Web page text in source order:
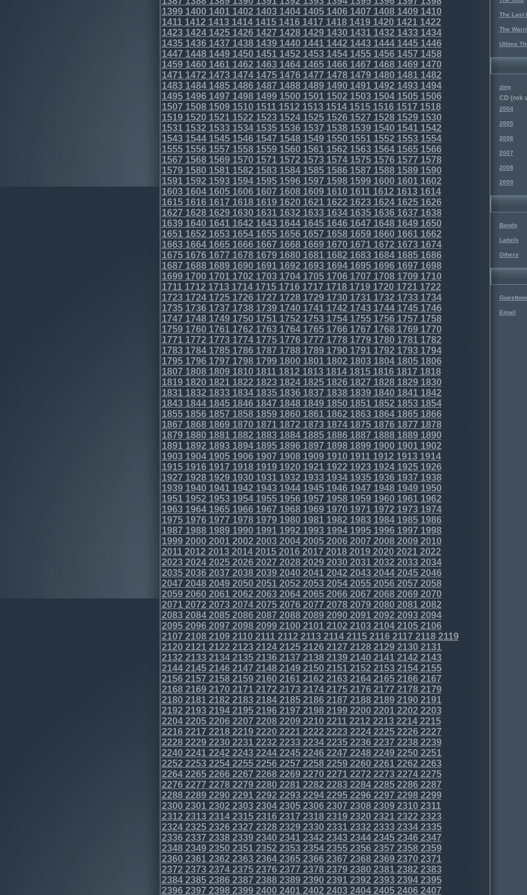
1399140014011402 14031404140514061407 140814091410
14111412 14131414141514161417 14181419142014211422
14231424142514261427 14281429143014311432 14331434
143514361437 14381439144014411442 1443144414451446
1447 14481449145014511452 14531454145514561457 1458
1459146014611462 14631464146514661467 146814691470
14711472 14731474147514761477 14781479148014811482
14831484148514861487 14881489149014911492 14931494
149514961497 14981499150015011502 1503150415051506
1507 15081509151015111512 15131514151515161517 1518
1519152015211522 15231524152515261527 152815291530
15311532 15331534153515361537 15381539154015411542
15431544154515461547 15481549155015511552 15531554
155515561557 15581559156015611562 1563156415651566
1567 15681569157015711572 15731574157515761577 1578
1579158015811582 15831584158515861587 158815891590
15911592 15931594159515961597 15981599160016011602
16031604160516061607 16081609161016111612 16131614
161516161617 16181619162016211622 1623162416251626
1627 16281629163016311632 16331634163516361637 1638
1639164016411642 16431644164516461647 164816491650
16511652 16531654165516561657 16581659166016611662
16631664166516661667 16681669167016711672 16731674
167516761677 16781679168016811682 1683168416851686
1687 16881689169016911692 16931694169516961697 1698
1699170017011702 17031704170517061707 170817091710
17111712 17131714171517161717 17181719172017211722
17231724172517261727 17281729173017311732 17331734
173517361737 17381739174017411742 1743174417451746
1747 17481749175017511752 17531754175517561757 1758
1759176017611762 17631764176517661767 176817691770
17711772 17731774177517761777 17781779178017811782
17831784178517861787 17881789179017911792 17931794
179517961797 17981799180018011802 1803180418051806
1807 18081809181018111812 18131814181518161817 1818
1819182018211822 18231824182518261827 182818291830
18311832 18331834183518361837 18381839184018411842
18431844184518461847 18481849185018511852 18531854
185518561857 18581859186018611862 1863186418651866
1867 18681869187018711872 18731874187518761877 1878
1879188018811882 18831884188518861887 188818891890
18911892 18931894189518961897 18981899190019011902
19031904190519061907 19081909191019111912 19131914
191519161917 19181919192019211922 1923192419251926
1927 19281929193019311932 19331934193519361937 1938
1939194019411942 19431944194519461947 194819491950
19511952 19531954195519561957 19581959196019611962
19631964196519661967 19681969197019711972 19731974
197519761977 19781979198019811982 1983198419851986
1987 19881989199019911992 19931994199519961997 1998
1999200020012002 20032004200520062007 200820092010
20112012 20132014201520162017 20182019202020212022
20232024202520262027 20282029203020312032 20332034
203520362037 20382039204020412042 2043204420452046
2047 20482049205020512052 20532054205520562057 2058
2059206020612062 20632064206520662067 206820692070
20712072 20732074207520762077 20782079208020812082
20832084208520862087 20882089209020912092 20932094
209520962097 20982099210021012102 2103210421052106
2107 21082109211021112112 21132114211521162117 21182119
212021212122 21232124212521262127 2128212921302131
2132 21332134213521362137 21382139214021412142 2143
2144214521462147 21482149215021512152 215321542155
21562157 21582159216021612162 21632164216521662167
21682169217021712172 21732174217521762177 21782179
218021812182 21832184218521862187 2188218921902191
2192 21932194219521962197 21982199220022012202 2203
2204220522062207 22082209221022112212 221322142215
22162217 22182219222022212222 22232224222522262227
22282229223022312232 22332234223522362237 22382239
224022412242 22432244224522462247 2248224922502251
2252 22532254225522562257 22582259226022612262 2263
2264226522662267 22682269227022712272 227322742275
22762277 22782279228022812282 22832284228522862287
22882289229022912292 22932294229522962297 22982299
230023012302 23032304230523062307 2308230923102311
2312 23132314231523162317 23182319232023212322 2323
2324232523262327 23282329233023312332 233323342335
23362337 23382339234023412342 23432344234523462347
23482349235023512352 23532354235523562357 23582359
236023612362 23632364236523662367 2368236923702371
2372 23732374237523762377 23782379238023812382 2383
2384238523862387 23882389239023912392 239323942395
23962397 23982399240024012402 24032404240524062407
The Last
The
Ultima
ziny
CD (rok
2004
2005
2006
2007
2008
2009
Bands
Labels
Others
Email